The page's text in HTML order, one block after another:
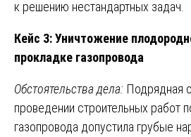
к решению нестандартных задач.
Кейс 3: Уничтожение
прокладке газопровода
Обстоятельства дела: Подрядная
проведении строительных работ
газопровода допустила грубые